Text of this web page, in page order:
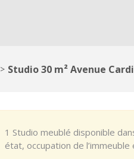
> Studio 30 m² Avenue
1 Studio meublé disponible
état, occupation de